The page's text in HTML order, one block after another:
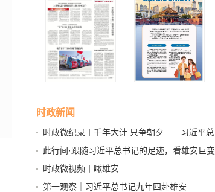
时政新闻
时政微纪录丨千年大计 只争朝夕——习近平总
书记赴河北雄安新区考察纪实
此行间·跟随习近平总书记的足迹，看雄安巨变
时政微视频丨瞰雄安
第一观察｜习近平总书记九年四赴雄安